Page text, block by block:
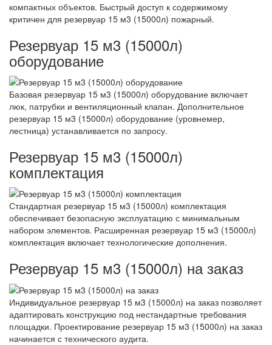
компактных объектов. Быстрый доступ к содержимому
критичен для резервуар 15 м3 (15000л) пожарный.
Резервуар 15 м3 (15000л)
оборудование
Базовая резервуар 15 м3 (15000л) оборудование включает
люк, патрубки и вентиляционный клапан. Дополнительное
резервуар 15 м3 (15000л) оборудование (уровнемер,
лестница) устанавливается по запросу.
Резервуар 15 м3 (15000л)
комплектация
Стандартная резервуар 15 м3 (15000л) комплектация
обеспечивает безопасную эксплуатацию с минимальным
набором элементов. Расширенная резервуар 15 м3 (15000л)
комплектация включает технологические дополнения.
Резервуар 15 м3 (15000л) на заказ
Индивидуальное резервуар 15 м3 (15000л) на заказ позволяет
адаптировать конструкцию под нестандартные требования
площадки. Проектирование резервуар 15 м3 (15000л) на заказ
начинается с технического аудита.